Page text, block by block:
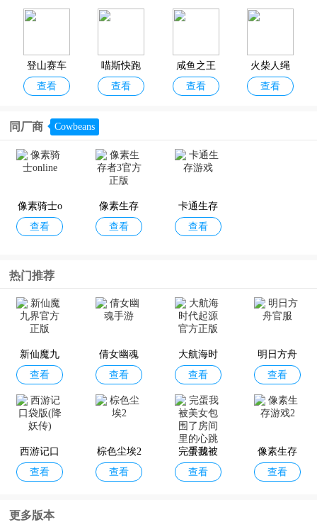
版、疯狂动物园破解版2025最新版、登山赛车无限金币钻石破解版
026最新版
破解版
6最新版
最新破解
登山赛车
破解版无
限钻石版
查看
喵斯快跑
内购破解
查看
咸鱼之王
破解版最
查看
火柴人绳
索英雄破
查看
火柴人战
解版
跑酷老奶
奶破解版
查看
勇闯死人
喵赛克内
购破解版
查看
版
版
解版
同厂商 Cowbeans
像素骑士o
nline
查看
像素生存
者3官方正
查看
卡通生存
游戏
查看
热门推荐
新仙魔九
界官方正
版
查看
倩女幽魂
手游
查看
大航海时
代起源官
方正版
查看
明日方舟
官服
查看
西游记口
袋版(降妖
查看
棕色尘埃2
查看
完蛋我被
美女包围
查看
像素生存
游戏2
查看
更多版本